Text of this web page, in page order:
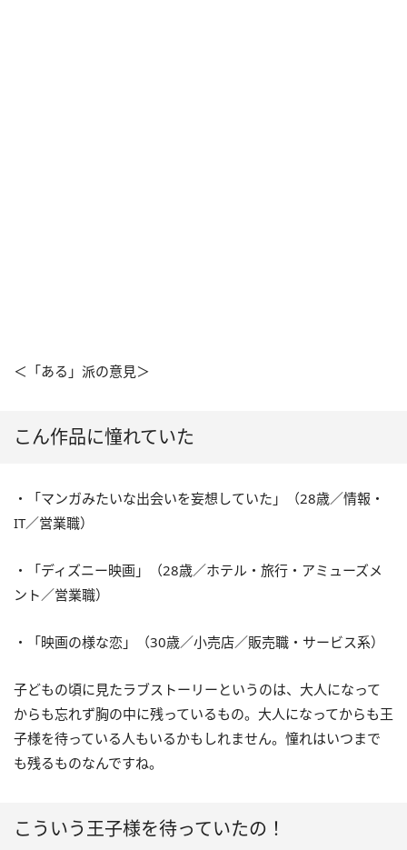
＜「ある」派の意見＞
こん作品に憧れていた
・「マンガみたいな出会いを妄想していた」（28歳／情報・
IT／営業職）
・「ディズニー映画」（28歳／ホテル・旅行・アミューズメ
ント／営業職）
・「映画の様な恋」（30歳／小売店／販売職・サービス系）
子どもの頃に見たラブストーリーというのは、大人になって
からも忘れず胸の中に残っているもの。大人になってからも王
子様を待っている人もいるかもしれません。憧れはいつまで
も残るものなんですね。
こういう王子様を待っていたの！